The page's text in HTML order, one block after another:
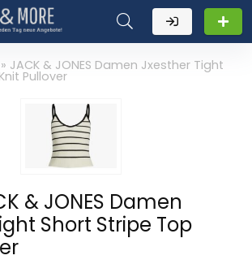
» JACK & JONES Damen Jxesther Tight
Pullover
& JONES Damen
Short Stripe Top